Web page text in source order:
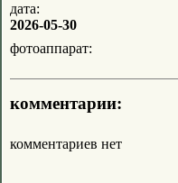
дата:
2026-05-30
фотоаппарат:
комментарии:
комментариев нет